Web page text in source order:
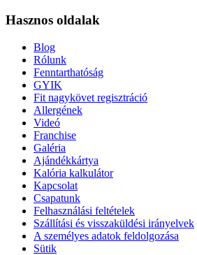
Hasznos oldalak
Blog
Rólunk
Fenntarthatóság
GYIK
Fit nagykövet regisztráció
Allergének
Videó
Franchise
Galéria
Ajándékkártya
Kalória kalkulátor
Kapcsolat
Csapatunk
Felhasználási feltételek
Szállítási és visszaküldési irányelvek
A személyes adatok feldolgozása
Sütik